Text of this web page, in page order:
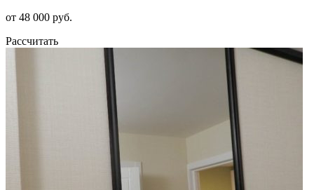
от 48 000 руб.
Рассчитать